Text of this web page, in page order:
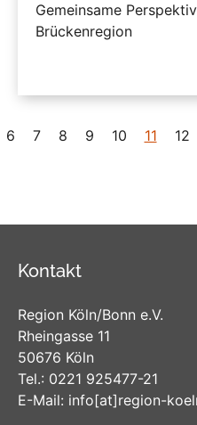
Gemeinsame
Brückenregion
6 7 8 9 10 11 12
Kontakt
Region Köln/Bonn e.V.
Rheingasse 11
50676 Köln
Tel.: 0221 925477-21
E-Mail: info[at]region-